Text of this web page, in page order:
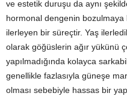
ve estetik duruşu da aynı
hormonal dengenin bozulmaya
ilerleyen bir süreçtir. Yaş
olarak göğüslerin ağır yükünü
yapılmadığında kolayca
genellikle fazlasıyla güneşe
olması sebebiyle hassas bir